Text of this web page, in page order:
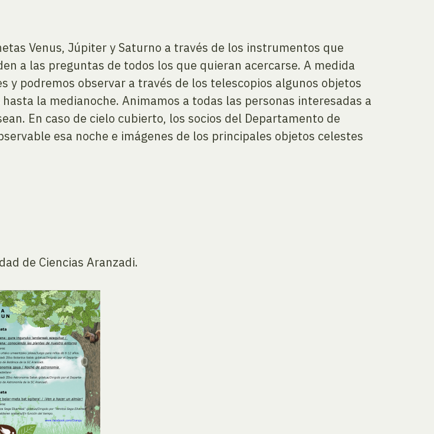
Venus, Júpiter y Saturno a través de los instrumentos que
a las preguntas de todos los que quieran acercarse. A medida
y podremos observar a través de los telescopios algunos objetos
la medianoche. Animamos a todas las personas interesadas a
En caso de cielo cubierto, los socios del Departamento de
esa noche e imágenes de los principales objetos celestes
de Ciencias Aranzadi.